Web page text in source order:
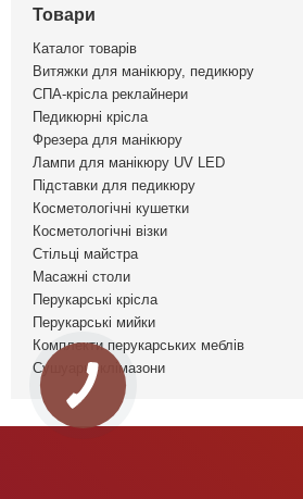
Товари
Каталог товарів
Витяжки для манікюру, педикюру
СПА-крісла реклайнери
Педикюрні крісла
Фрезера для манікюру
Лампи для манікюру UV LED
Підставки для педикюру
Косметологічні кушетки
Косметологічні візки
Стільці майстра
Масажні столи
Перукарські крісла
Перукарські мийки
Комплекти перукарських меблів
Сушуари, клімазони